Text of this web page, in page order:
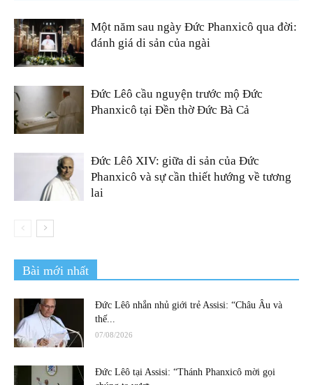
Một năm sau ngày Đức Phanxicô qua đời:
đánh giá di sản của ngài
Đức Lêô cầu nguyện trước mộ Đức
Phanxicô tại Đền thờ Đức Bà Cả
Đức Lêô XIV: giữa di sản của Đức
Phanxicô và sự cần thiết hướng về tương
lai
Bài mới nhất
Đức Lêô nhắn nhủ giới trẻ Assisi: “Châu Âu và
thế...
07/08/2026
Đức Lêô tại Assisi: “Thánh Phanxicô mời gọi